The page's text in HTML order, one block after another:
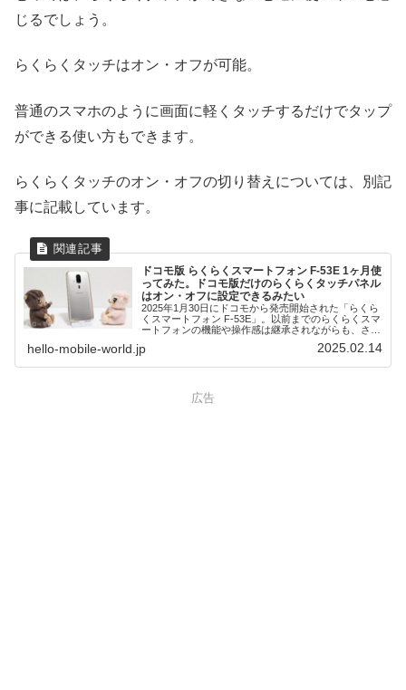
じるでしょう。
らくらくタッチはオン・オフが可能。
普通のスマホのように画面に軽くタッチするだけでタップ
ができる使い方もできます。
らくらくタッチのオン・オフの切り替えについては、別記
事に記載しています。
ドコモ版 らくらくスマートフォン F-53E 1ヶ月使
ってみた。ドコモ版だけのらくらくタッチパネル
はオン・オフに設定できるみたい
2025年1月30日にドコモから発売開始された「らくら
くスマートフォン F-53E」。以前までのらくらくスマ
ートフォンの機能や操作感は継承されながらも、さら
に進化しているとのこと。画面は前回より大きくな
り、カメラ性能もアップしています。また、自律神経
どお試しで使ってみたことをご紹介します。
hello-mobile-world.jp 2025.02.14
広告